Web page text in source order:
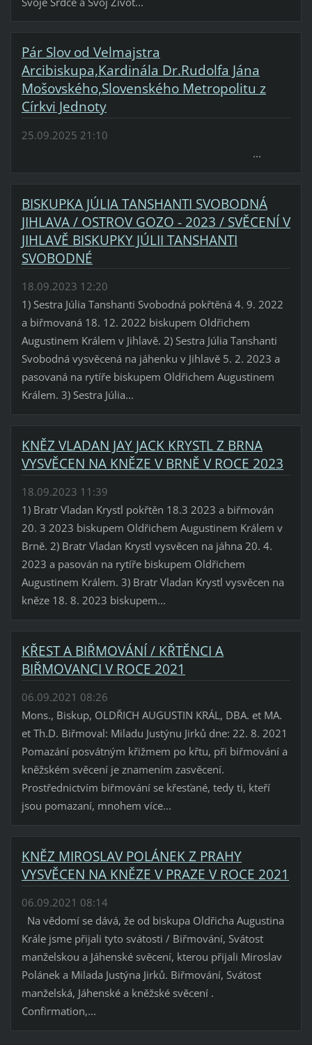
Pár Slov od Velmajstra
Arcibiskupa,Kardinála Dr.Rudolfa Jána
Mošovského,Slovenského Metropolitu z
Církvi Jednoty
25.09.2025 21:10
...
BISKUPKA JÚLIA TANSHANTI SVOBODNÁ
JIHLAVA / OSTROV GOZO - 2023 / SVĚCENÍ V
JIHLAVĚ BISKUPKY JÚLII TANSHANTI
SVOBODNÉ
18.09.2023 12:20
1) Sestra Júlia Tanshanti Svobodná pokřtěná 4. 9. 2022
a biřmovaná 18. 12. 2022 biskupem Oldřichem
Augustinem Králem v Jihlavě. 2) Sestra Júlia Tanshanti
Svobodná vysvěcená na jáhenku v Jihlavě 5. 2. 2023 a
pasovaná na rytíře biskupem Oldřichem Augustinem
Králem. 3) Sestra Júlia...
KNĚZ VLADAN JAY JACK KRYSTL Z BRNA
VYSVĚCEN NA KNĚZE V BRNĚ V ROCE 2023
18.09.2023 11:39
1) Bratr Vladan Krystl pokřtěn 18.3 2023 a biřmován
20. 3 2023 biskupem Oldřichem Augustinem Králem v
Brně. 2) Bratr Vladan Krystl vysvěcen na jáhna 20. 4.
2023 a pasován na rytíře biskupem Oldřichem
Augustinem Králem. 3) Bratr Vladan Krystl vysvěcen na
kněze 18. 8. 2023 biskupem...
KŘEST A BIŘMOVÁNÍ / KŘTĚNCI A
BIŘMOVANCI V ROCE 2021
06.09.2021 08:26
Mons., Biskup, OLDŘICH AUGUSTIN KRÁL, DBA. et MA.
et Th.D. Biřmoval: Miladu Justýnu Jirků dne: 22. 8. 2021
Pomazání posvátným křižmem po křtu, při biřmování a
kněžském svěcení je znamením zasvěcení.
Prostřednictvím biřmování se křesťané, tedy ti, kteří
jsou pomazaní, mnohem více...
KNĚZ MIROSLAV POLÁNEK Z PRAHY
VYSVĚCEN NA KNĚZE V PRAZE V ROCE 2021
06.09.2021 08:14
Na vědomí se dává, že od biskupa Oldřicha Augustina
Krále jsme přijali tyto svátosti / Biřmování, Svátost
manželskou a Jáhenské svěcení, kterou přijali Miroslav
Polánek a Milada Justýna Jirků. Biřmování, Svátost
manželská, Jáhenské a kněžské svěcení .
Confirmation,...